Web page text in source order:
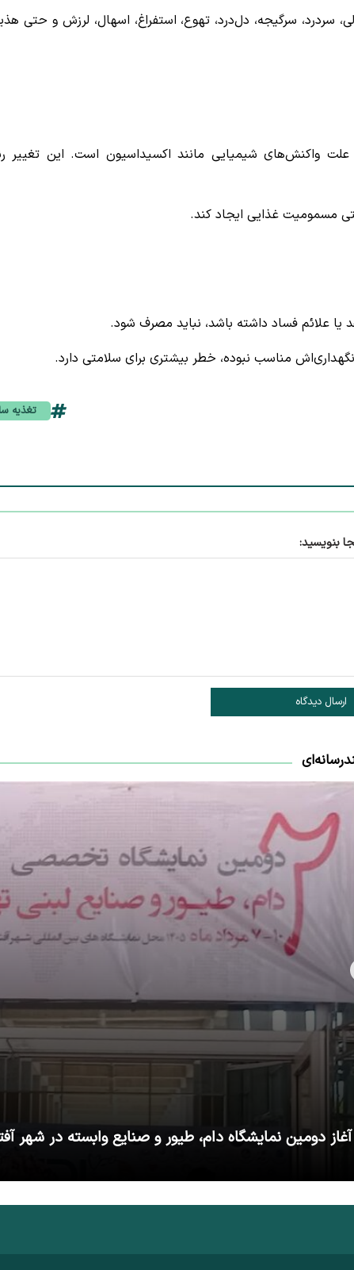
بی‌حالی، سردرد، سرگیجه، دل‌درد، تهوع، استفراغ، اسهال، لرزش و حتی
واکنش‌های شیمیایی مانند اکسیداسیون است. این تغییر
مسمومیت غذایی ایجاد کند.
علائم فساد داشته باشد، نباید مصرف شود.
مناسب نبوده، خطر بیشتری برای سلامتی دارد.
تغذیه
بنویسید:
ارسال دیدگاه
آغاز دومین نمایشگاه دام، طیور و صنایع وابسته در شهر